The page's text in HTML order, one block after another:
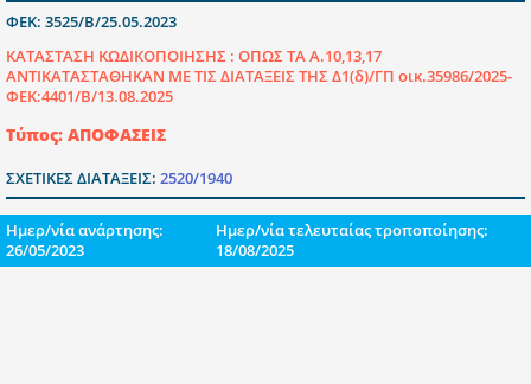
ΦΕΚ: 3525/Β/25.05.2023
ΚΑΤΑΣΤΑΣΗ ΚΩΔΙΚΟΠΟΙΗΣΗΣ : ΟΠΩΣ ΤΑ Α.10,13,17
ΑΝΤΙΚΑΤΑΣΤΑΘΗΚΑΝ ΜΕ ΤΙΣ ΔΙΑΤΑΞΕΙΣ ΤΗΣ Δ1(δ)/ΓΠ οικ.35986/2025-
ΦΕΚ:4401/Β/13.08.2025
Τύπος: ΑΠΟΦΑΣΕΙΣ
ΣΧΕΤΙΚΕΣ ΔΙΑΤΑΞΕΙΣ: 2520/1940
Ημερ/νία ανάρτησης:
26/05/2023
Ημερ/νία τελευταίας τροποποίησης:
18/08/2025